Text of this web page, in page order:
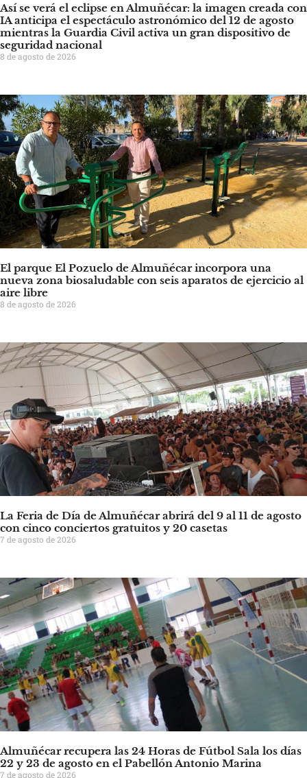
Así se verá el eclipse en Almuñécar: la imagen creada con
IA anticipa el espectáculo astronómico del 12 de agosto
mientras la Guardia Civil activa un gran dispositivo de
seguridad nacional
8 de agosto de 2026
El parque El Pozuelo de Almuñécar incorpora una
nueva zona biosaludable con seis aparatos de ejercicio al
aire libre
8 de agosto de 2026
La Feria de Día de Almuñécar abrirá del 9 al 11 de agosto
con cinco conciertos gratuitos y 20 casetas
7 de agosto de 2026
Almuñécar recupera las 24 Horas de Fútbol Sala los días
22 y 23 de agosto en el Pabellón Antonio Marina
7 de agosto de 2026